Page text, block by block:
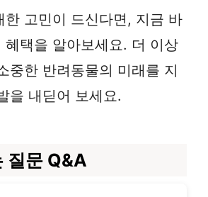
한 고민이 드신다면, 지금 바
혜택을 알아보세요. 더 이상
중한 반려동물의 미래를 지
을 내딛어 보세요.
질문 Q&A